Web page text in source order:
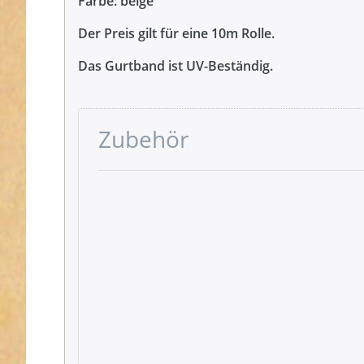
Der Preis gilt für eine 10m Rolle.
Das Gurtband ist UV-Beständig.
Zubehör